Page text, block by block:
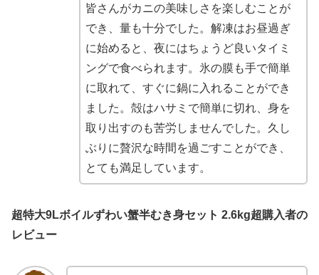
皆さんがカニの美味しさを楽しむことが
でき、量も十分でした。解凍はお昼過ぎ
に始めると、夜にはちょうど良いタイミ
ングで食べられます。氷の膜も手で簡単
に取れて、すぐに鍋に入れることができ
ました。殻はハサミで簡単に切れ、身を
取り出すのも苦労しませんでした。久し
ぶりに贅沢な時間を過ごすことができ、
とても満足しています。
超特大9Lボイルずわい蟹半むき身セット 2.6kg超購入者の
レビュー